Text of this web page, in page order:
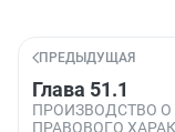
ПРЕДЫДУЩАЯ
Глава 51.1
ПРОИЗВОДСТВО
ПРАВОВОГО